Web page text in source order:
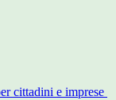
cittadini e imprese